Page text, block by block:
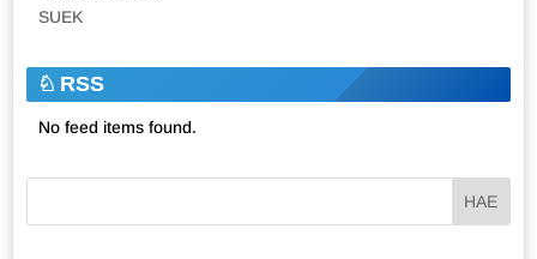
SUEK
RSS
No feed items found.